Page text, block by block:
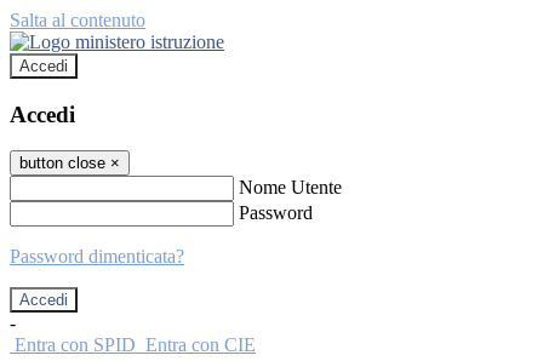
Salta al contenuto
Accedi
Accedi
button close ×
Nome Utente
Password
Password dimenticata?
-
Entra con SPID Entra con CIE